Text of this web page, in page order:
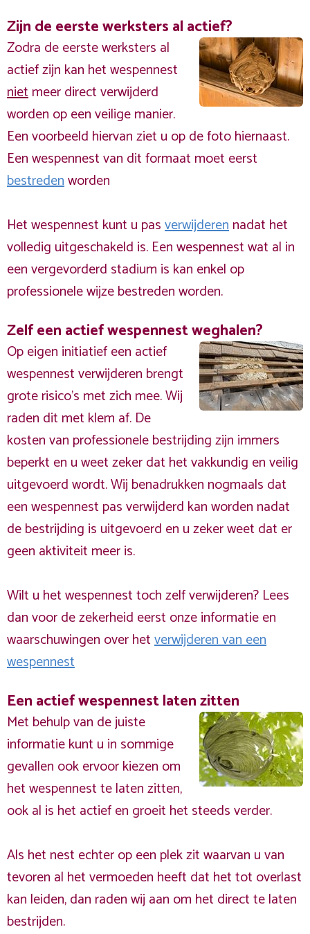
Zijn de eerste werksters al actief?
Zodra de eerste werksters al
actief zijn kan het wespennest
nietmeer direct verwijderd
worden op een veilige manier.
Een voorbeeld hiervan ziet u op de foto hiernaast.
Een wespennest van dit formaat moet eerst
bestredenworden
Het wespennest kunt u pasverwijderennadat het
volledig uitgeschakeld is. Een wespennest wat al in
een vergevorderd stadium is kan enkel op
professionele wijze bestreden worden.
Zelf een actief wespennest weghalen?
Op eigen initiatief een actief
wespennest verwijderen brengt
grote risico’s met zich mee. Wij
raden dit met klem af. De
kosten van professionele bestrijding zijn immers
beperkt en u weet zeker dat het vakkundig en veilig
uitgevoerd wordt. Wij benadrukken nogmaals dat
een wespennest pas verwijderd kan worden nadat
de bestrijding is uitgevoerd en u zeker weet dat er
geen aktiviteit meer is.
Wilt u het wespennest toch zelf verwijderen? Lees
dan voor de zekerheid eerst onze informatie en
waarschuwingen over hetverwijderen van een
wespennest
Een actief wespennest laten zitten
Met behulp van de juiste
informatie kunt u in sommige
gevallen ook ervoor kiezen om
het wespennest te laten zitten,
ook al is het actief en groeit het steeds verder.
Als het nest echter op een plek zit waarvan u van
tevoren al het vermoeden heeft dat het tot overlast
kan leiden, dan raden wij aan om het direct te laten
bestrijden.